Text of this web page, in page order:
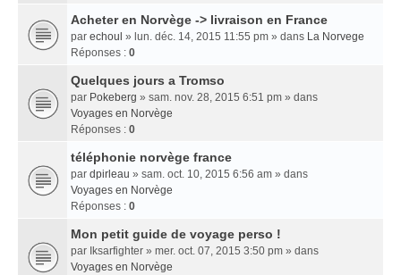
Acheter en Norvège -> livraison en France
par echoul » lun. déc. 14, 2015 11:55 pm » dans La Norvege
Réponses : 0
Quelques jours a Tromso
par Pokeberg » sam. nov. 28, 2015 6:51 pm » dans
Voyages en Norvège
Réponses : 0
téléphonie norvège france
par dpirleau » sam. oct. 10, 2015 6:56 am » dans
Voyages en Norvège
Réponses : 0
Mon petit guide de voyage perso !
par Iksarfighter » mer. oct. 07, 2015 3:50 pm » dans
Voyages en Norvège